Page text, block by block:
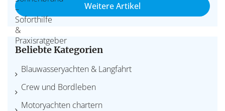
Weitere Artikel
Beliebte Kategorien
Blauwasseryachten & Langfahrt
Crew und Bordleben
Motoryachten chartern